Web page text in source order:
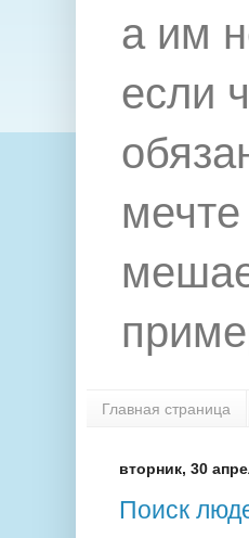
а им
если
Главная страница
вторник, 30
Поиск